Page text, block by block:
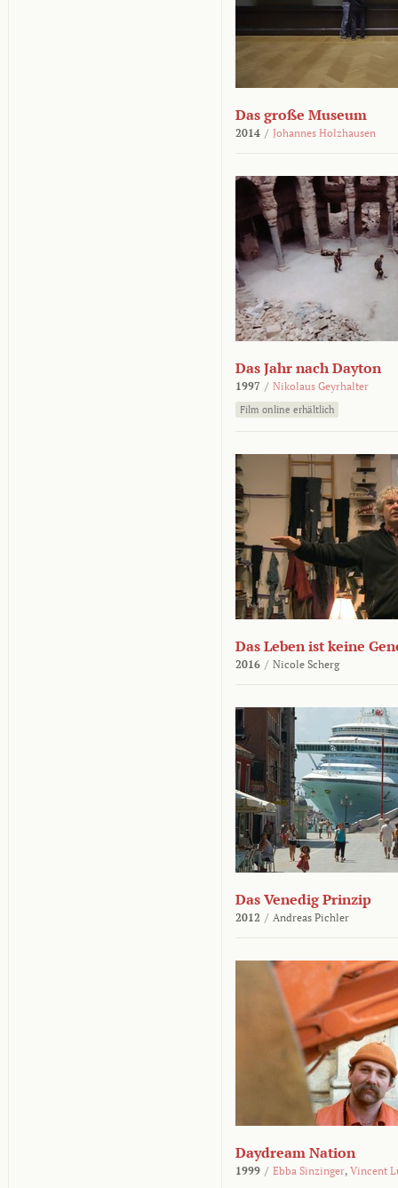
Das große Museum
2014 / Johannes Holzhausen
Das Jahr nach Dayton
1997 / Nikolaus Geyrhalter
Film online erhältlich
Das Leben ist keine
2016 / Nicole Scherg
Das Venedig Prinzip
2012 / Andreas Pichler
Daydream Nation
1999 / Ebba Sinzinger, Vincent